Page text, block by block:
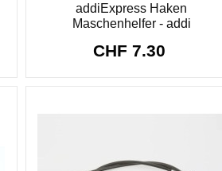
addiExpress Haken
Maschenhelfer - addi
CHF 7.30